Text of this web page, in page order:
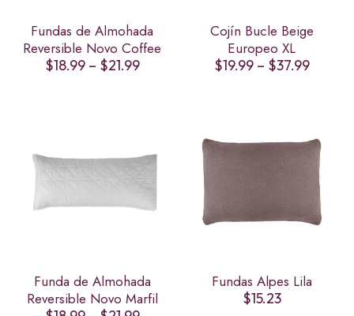
Fundas de Almohada
Reversible Novo Coffee
$18.99 – $21.99Price
Cojín Bucle Beige
Europeo XL
$19.99 – $37.99Price
Funda de Almohada
Reversible Novo Marfil
Fundas Alpes Lila
$15.23